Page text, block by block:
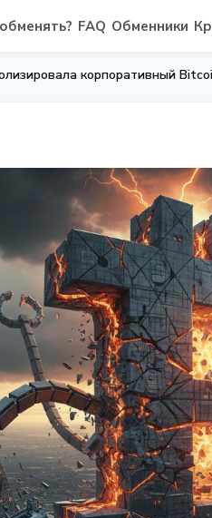
FAQ Обменники
корпоративный